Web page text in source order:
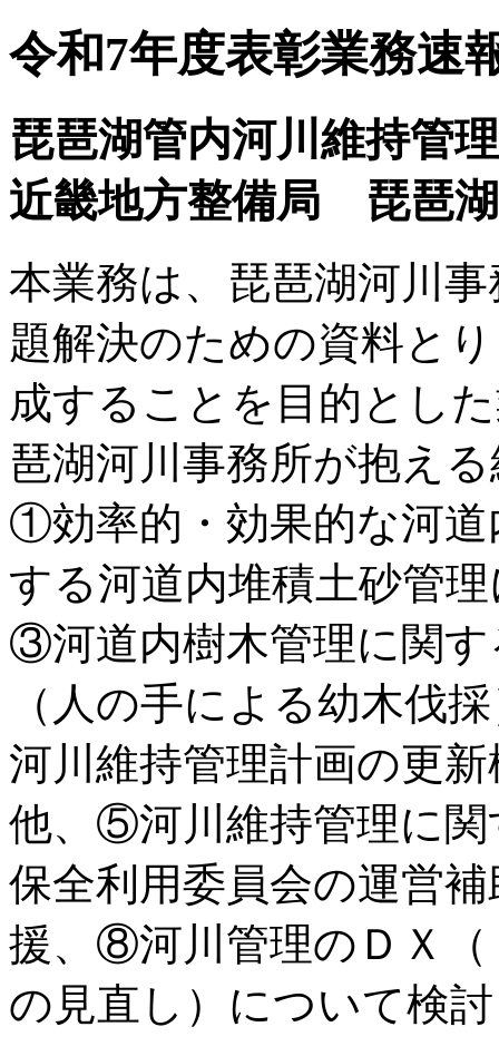
令和7年度表彰業務速
琵琶湖管内河川維持管
近畿地方整備局 琵琶
本業務は、琵琶湖河川
題解決のための資料と
成することを目的とし
琶湖河川事務所が抱え
①効率的・効果的な河
する河道内堆積土砂管
③河道内樹木管理に関
（人の手による幼木伐
河川維持管理計画の更
他、⑤河川維持管理に
保全利用委員会の運営
援、⑧河川管理のＤＸ（
の見直し）について検